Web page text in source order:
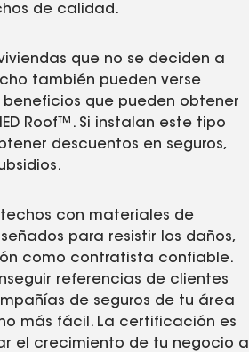
de calidad.
que no se deciden a
también pueden verse
beneficios que pueden obtener
Roof™. Si instalan este tipo
descuentos en seguros,
con materiales de
para resistir los daños,
como contratista confiable.
referencias de clientes
de seguros de tu área
más fácil. La certificación es
el crecimiento de tu negocio a